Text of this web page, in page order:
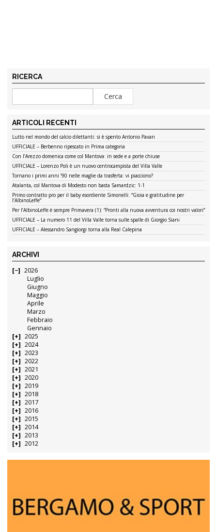
RICERCA
ARTICOLI RECENTI
Lutto nel mondo del calcio dilettanti: si è spento Antonio Pavan
UFFICIALE – Berbenno ripescato in Prima categoria
Con l’Arezzo domenica come col Mantova: in sede e a porte chiuse
UFFICIALE – Lorenzo Poli è un nuovo centrocampista del Villa Valle
Tornano i primi anni ’90 nelle maglie da trasferta: vi piacciono?
Atalanta, col Mantova di Modesto non basta Samardzic: 1-1
Primo contratto pro per il baby esordiente Simonelli: “Gioia e gratitudine per
l’AlbinoLeffe”
Per l’AlbinoLeffe è sempre Primavera (1): “Pronti alla nuova avventura coi nostri valori”
UFFICIALE – La numero 11 del Villa Valle torna sulle spalle di Giorgio Siani
UFFICIALE – Alessandro Sangiorgi torna alla Real Calepina
ARCHIVI
2026
Luglio
Giugno
Maggio
Aprile
Marzo
Febbraio
Gennaio
2025
2024
2023
2022
2021
2020
2019
2018
2017
2016
2015
2014
2013
2012